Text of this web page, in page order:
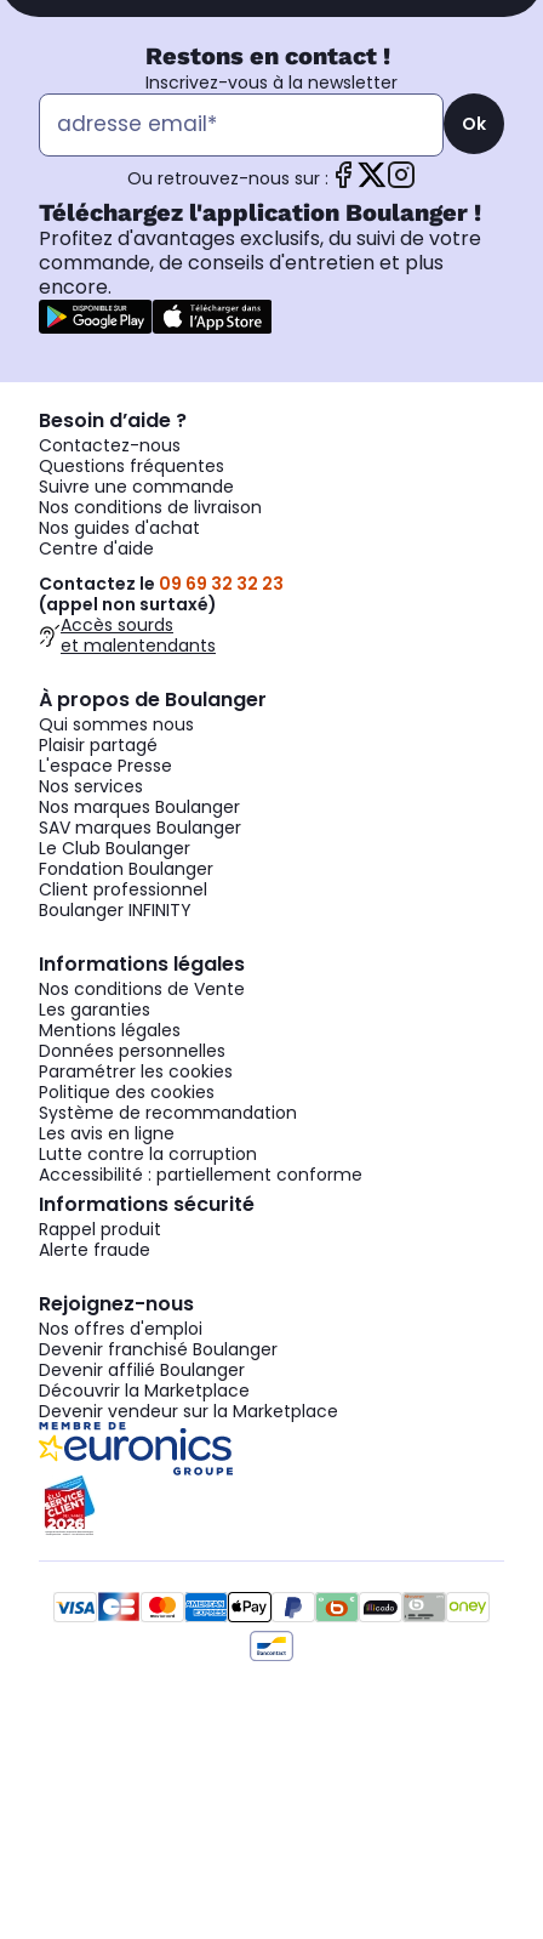
Restons en contact !
Inscrivez-vous à la newsletter
Ok
Ou retrouvez-nous sur :
Téléchargez l'application Boulanger !
Profitez d'avantages exclusifs, du suivi de votre
commande, de conseils d'entretien et plus
encore.
Besoin d’aide ?
Contactez-nous
Questions fréquentes
Suivre une commande
Nos conditions de livraison
Nos guides d'achat
Centre d'aide
Contactez le 09 69 32 32 23
(appel non surtaxé)
Accès sourds
et malentendants
À propos de Boulanger
Qui sommes nous
Plaisir partagé
L'espace Presse
Nos services
Nos marques Boulanger
SAV marques Boulanger
Le Club Boulanger
Fondation Boulanger
Client professionnel
Boulanger INFINITY
Informations légales
Nos conditions de Vente
Les garanties
Mentions légales
Données personnelles
Paramétrer les cookies
Politique des cookies
Système de recommandation
Les avis en ligne
Lutte contre la corruption
Accessibilité : partiellement conforme
Informations sécurité
Rappel produit
Alerte fraude
Rejoignez-nous
Nos offres d'emploi
Devenir franchisé Boulanger
Devenir affilié Boulanger
Découvrir la Marketplace
Devenir vendeur sur la Marketplace